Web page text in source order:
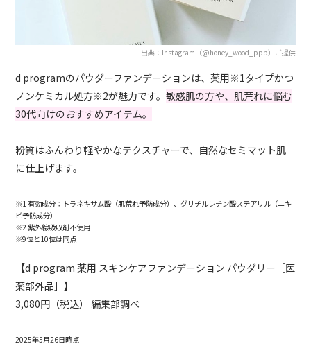
出典：Instagram（@honey_wood_ppp）ご提供
d programのパウダーファンデーションは、薬用※1タイプかつ
ノンケミカル処方※2が魅力です。敏感肌の方や、肌荒れに悩む
30代向けのおすすめアイテム。
粉質はふんわり軽やかなテクスチャーで、自然なセミマット肌
に仕上げます。
※1 有効成分：トラネキサム酸（肌荒れ予防成分）、グリチルレチン酸ステアリル（ニキ
ビ予防成分）
※2 紫外線吸収剤不使用
※9位と10位は同点
【d program 薬用 スキンケアファンデーション パウダリー［医
薬部外品］】
3,080円（税込） 編集部調べ
2025年5月26日時点